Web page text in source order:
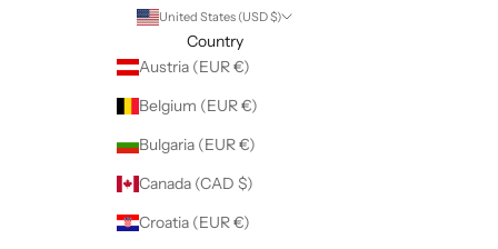
United States (USD $)
Country
Austria (EUR €)
Belgium (EUR €)
Bulgaria (EUR €)
Canada (CAD $)
Croatia (EUR €)